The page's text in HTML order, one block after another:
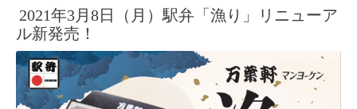
2021年3月8日（月）駅弁「漁り」リニューア
ル新発売！